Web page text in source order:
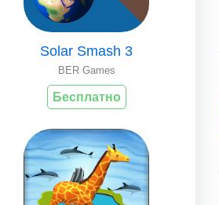
Solar Smash 3
BER Games
Бесплатно